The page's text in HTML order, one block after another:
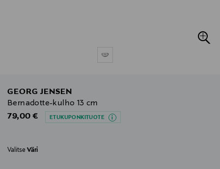
GEORG JENSEN
Bernadotte-kulho 13 cm
Original Price
79,00 € ETUKUPONKITUOTE
Valitse Väri